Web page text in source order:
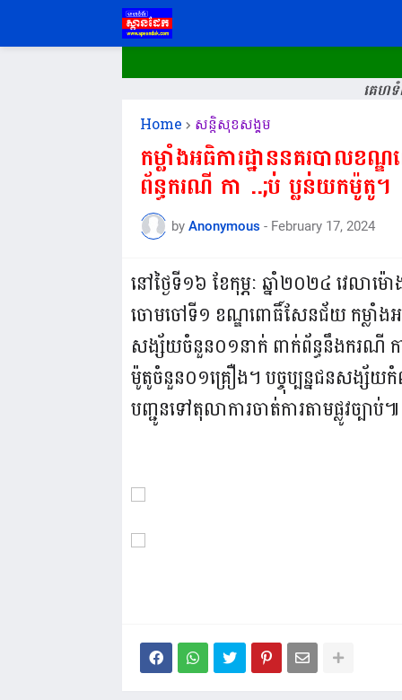
គេហ
Home សន្តិសុខសង្គម
កម្លាំងអធិការ​ដ្ឋាននគរបាល
ព័ន្ធករណី​ កា ..;ប់​ ប្លន់​យក​ម៉ូតូ​។
by Anonymous - February 17, 2024
នៅថ្ងៃទី​១៦​ ខែ​កុម្ភៈ ឆ្នាំ​២០២៤​ វេលា​
ចោមចៅ​ទី​១ ខណ្ឌ​ពោធិ៍​សែនជ័យ​ កម្លាំងអ
សង្ស័យ​ចំនួន​០១នាក់​ ពាក់​ព័ន្ធ​នឹង​ករណី​ កា
ម៉ូតូ​ចំនួន​០១គ្រឿង​​។ បច្ចុប្បន្នជនសង្ស័
បញ្ជូន​ទៅ​តុលាការ​ចាត់ការ​តាម​ផ្លូវ​ច្បាប់​៕